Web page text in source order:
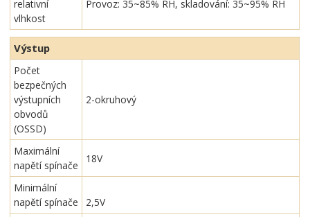
relativní
vlhkost
Provoz: 35~85% RH, skladování: 35~95% RH
Výstup
Počet
bezpečných
výstupních
obvodů
(OSSD)
2-okruhový
Maximální
napětí spínače
18V
Minimální
napětí spínače
2,5V